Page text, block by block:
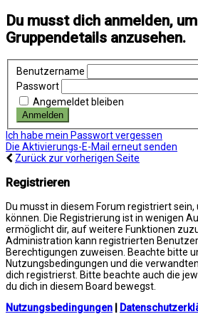
Du musst dich anmelden,
Gruppendetails anzusehen.
Benutzername
Passwort
Angemeldet bleiben
Ich habe mein Passwort vergessen
Die Aktivierungs-E-Mail erneut senden
Zurück zur vorherigen Seite
Registrieren
Du musst in diesem Forum registriert
können. Die Registrierung ist in wenigen
ermöglicht dir, auf weitere Funktionen
Administration kann registrierten
Berechtigungen zuweisen. Beachte bitte
Nutzungsbedingungen und die
dich registrierst. Bitte beachte auch die
du dich in diesem Board bewegst.
Nutzungsbedingungen